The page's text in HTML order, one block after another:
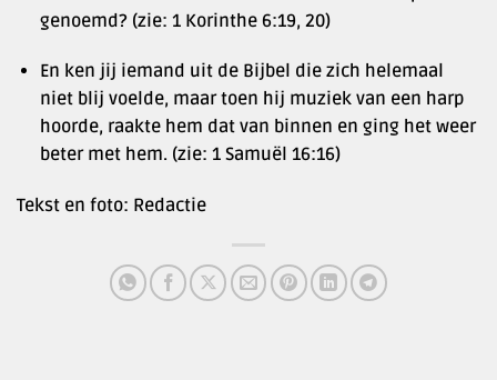
genoemd? (zie: 1 Korinthe 6:19, 20)
En ken jij iemand uit de Bijbel die zich helemaal
niet blij voelde, maar toen hij muziek van een harp
hoorde, raakte hem dat van binnen en ging het weer
beter met hem. (zie: 1 Samuël 16:16)
Tekst en foto: Redactie